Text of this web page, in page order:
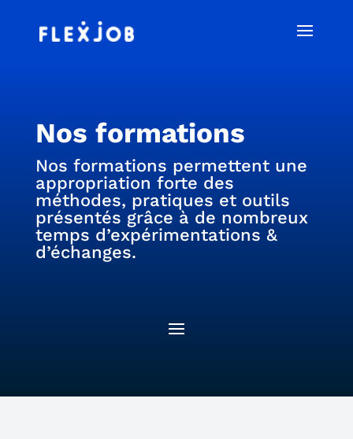
Nos formations
Nos formations permettent une
appropriation forte des
méthodes, pratiques et outils
présentés grâce à de nombreux
temps d’expérimentations &
d’échanges.